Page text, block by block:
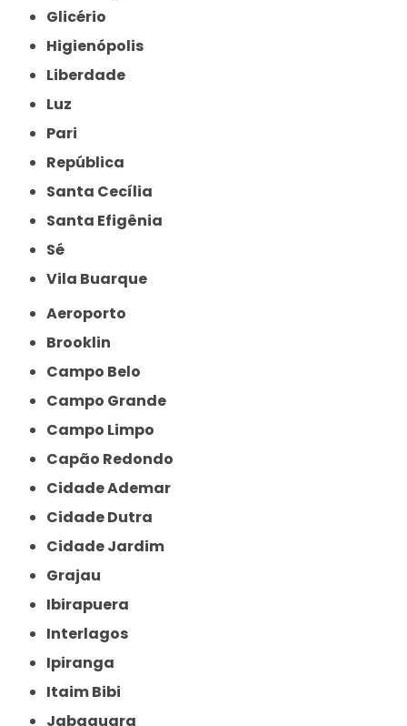
Glicério
Higienópolis
Liberdade
Luz
Pari
República
Santa Cecília
Santa Efigênia
Sé
Vila Buarque
Aeroporto
Brooklin
Campo Belo
Campo Grande
Campo Limpo
Capão Redondo
Cidade Ademar
Cidade Dutra
Cidade Jardim
Grajau
Ibirapuera
Interlagos
Ipiranga
Itaim Bibi
Jabaquara